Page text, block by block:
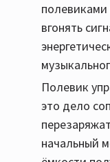
вгонять
Полевик
это дело
начальный